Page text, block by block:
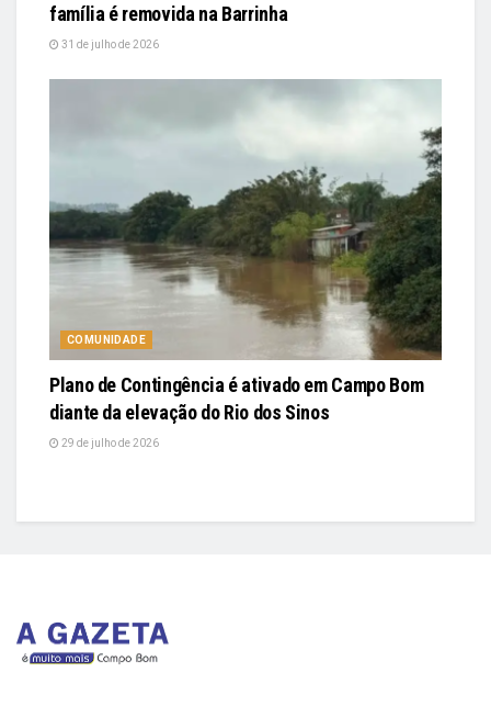
família é removida na Barrinha
31 de julho de 2026
COMUNIDADE
Plano de Contingência é ativado em Campo Bom
diante da elevação do Rio dos Sinos
29 de julho de 2026